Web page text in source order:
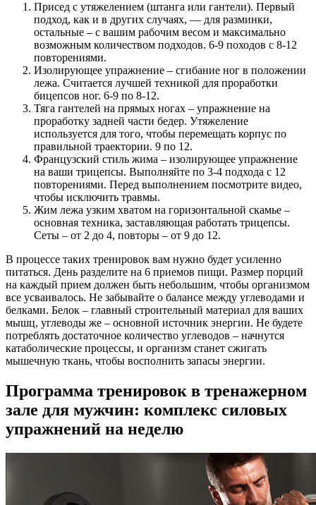
Присед с утяжелением (штанга или гантели). Первый
подход, как и в других случаях, — для разминки,
остальные – с вашим рабочим весом и максимально
возможным количеством подходов. 6-9 походов с 8-12
повторениями.
Изолирующее упражнение – сгибание ног в положении
лежа. Считается лучшей техникой для проработки
бицепсов ног. 6-9 по 8-12.
Тяга гантелей на прямых ногах – упражнение на
проработку задней части бедер. Утяжеление
используется для того, чтобы перемещать корпус по
правильной траектории. 9 по 12.
Французский стиль жима – изолирующее упражнение
на ваши трицепсы. Выполняйте по 3-4 подхода с 12
повторениями. Перед выполнением посмотрите видео,
чтобы исключить травмы.
Жим лежа узким хватом на горизонтальной скамье –
основная техника, заставляющая работать трицепсы.
Сеты – от 2 до 4, повторы – от 9 до 12.
В процессе таких тренировок вам нужно будет усиленно
питаться. День разделите на 6 приемов пищи. Размер порций
на каждый прием должен быть небольшим, чтобы организмом
все усваивалось. Не забывайте о балансе между углеводами и
белками. Белок – главный строительный материал для ваших
мышц, углеводы же – основной источник энергии. Не будете
потреблять достаточное количество углеводов – начнутся
катаболические процессы, и организм станет сжигать
мышечную ткань, чтобы восполнить запасы энергии.
Программа тренировок в тренажерном
зале для мужчин: комплекс силовых
упражнений на неделю